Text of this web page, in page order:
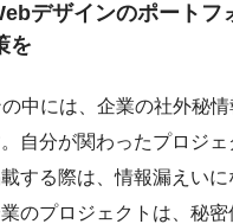
デザインのポートフ
を
中には、企業の社外秘
自分が関わったプロジェ
する際は、情報漏えい
のプロジェクトは、秘密